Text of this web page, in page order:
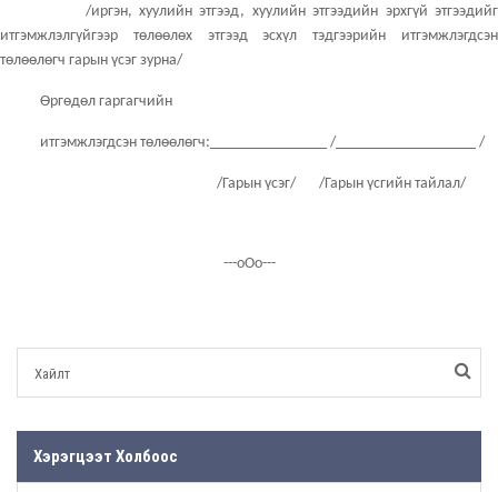
/иргэн, хуулийн этгээд, хуулийн этгээдийн эрхгүй этгээдийг
итгэмжлэлгүйгээр төлөөлөх этгээд эсхүл тэдгээрийн итгэмжлэгдсэн
төлөөлөгч гарын үсэг зурна/
Өргөдөл гаргагчийн
итгэмжлэгдсэн төлөөлөгч:_______________ /__________________ /
/Гарын үсэг/ /Гарын үсгийн тайлал/
---оОо---
Хэрэгцээт Холбоос